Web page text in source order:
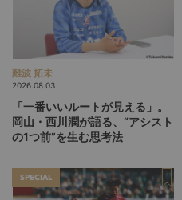
難波 拓未
2026.08.03
「一番いいルートが見える」。
岡山・西川潤が語る、“アシスト
の1つ前”を生む思考法
SPECIAL